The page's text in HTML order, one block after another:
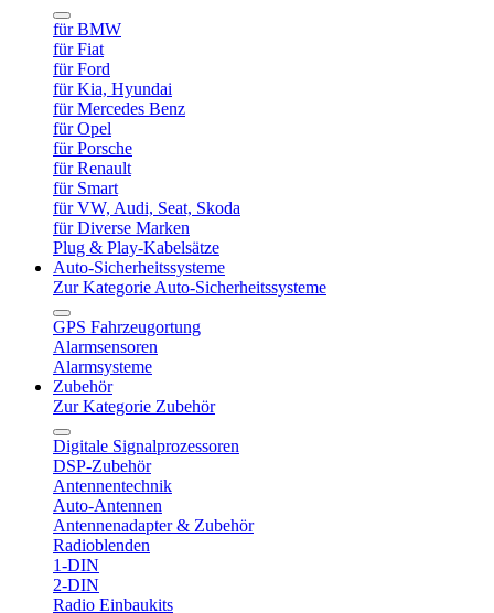
für BMW
für Fiat
für Ford
für Kia, Hyundai
für Mercedes Benz
für Opel
für Porsche
für Renault
für Smart
für VW, Audi, Seat, Skoda
für Diverse Marken
Plug & Play-Kabelsätze
Auto-Sicherheitssysteme
Zur Kategorie Auto-Sicherheitssysteme
GPS Fahrzeugortung
Alarmsensoren
Alarmsysteme
Zubehör
Zur Kategorie Zubehör
Digitale Signalprozessoren
DSP-Zubehör
Antennentechnik
Auto-Antennen
Antennenadapter & Zubehör
Radioblenden
1-DIN
2-DIN
Radio Einbaukits